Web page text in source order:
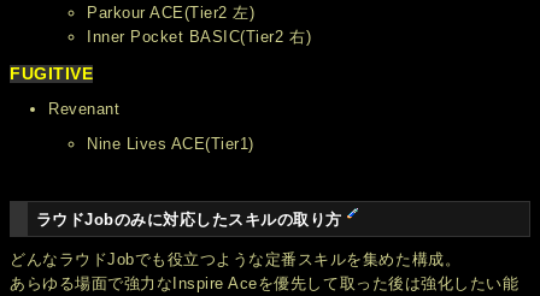
Parkour ACE(Tier2 左)
Inner Pocket BASIC(Tier2 右)
FUGITIVE
Revenant
Nine Lives ACE(Tier1)
ラウドJobのみに対応したスキルの取り方
どんなラウドJobでも役立つような定番スキルを集めた構成。
あらゆる場面で強力なInspire Aceを優先して取った後は強化したい能